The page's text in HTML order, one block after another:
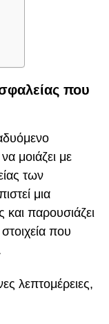
που
μοιάζει με
των
μια
παρουσιάζει
που
λεπτομέρειες,